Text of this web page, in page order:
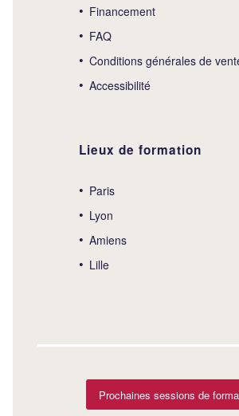
Financement
FAQ
Conditions générales de
Accessibilité
Lieux de formation
Paris
Lyon
Amiens
Lille
Prochaines sessions de